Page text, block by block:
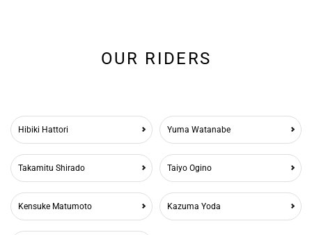
OUR RIDERS
Hibiki Hattori Yuma Watanabe
Takamitu Shirado Taiyo Ogino
Kensuke Matumoto Kazuma Yoda